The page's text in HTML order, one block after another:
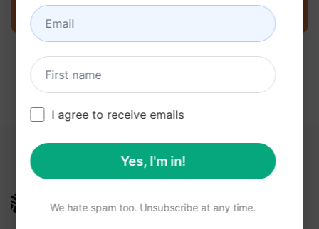
立即在 ChatGPT 上尝试提示
以下链接可能对您有所帮助
AIPRM
I agree to receive emails
Yes, I'm in!
We hate spam too. Unsubscribe at any time.